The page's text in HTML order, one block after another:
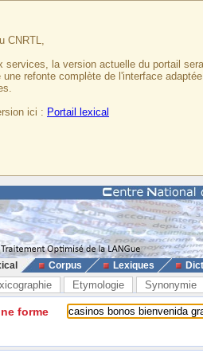
CNRTL,
la version actuelle du portail
une refonte complète de l'interface
ici : Portail lexical
Corpus Lexiques
Etymologie Synonymie
forme